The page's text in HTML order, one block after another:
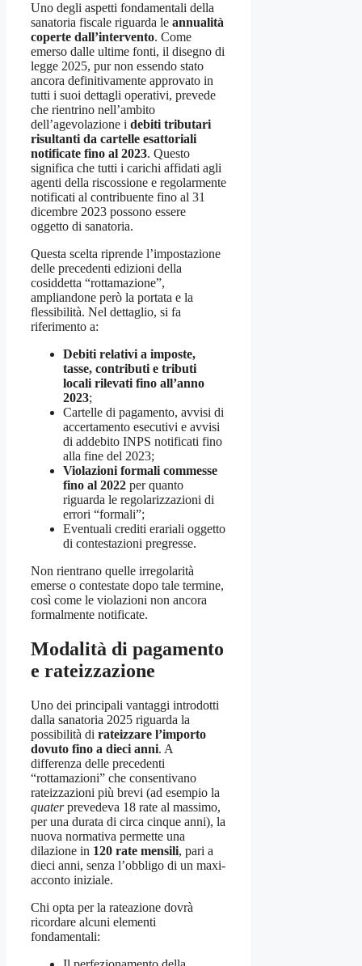
Uno degli aspetti fondamentali della
sanatoria fiscale riguarda le annualità
coperte dall’intervento. Come
emerso dalle ultime fonti, il disegno di
legge 2025, pur non essendo stato
ancora definitivamente approvato in
tutti i suoi dettagli operativi, prevede
che rientrino nell’ambito
dell’agevolazione i debiti tributari
risultanti da cartelle esattoriali
notificate fino al 2023. Questo
significa che tutti i carichi affidati agli
agenti della riscossione e regolarmente
notificati al contribuente fino al 31
dicembre 2023 possono essere
oggetto di sanatoria.
Questa scelta riprende l’impostazione
delle precedenti edizioni della
cosiddetta “rottamazione”,
ampliandone però la portata e la
flessibilità. Nel dettaglio, si fa
riferimento a:
Debiti relativi a imposte,
tasse, contributi e tributi
locali rilevati fino all’anno
2023;
Cartelle di pagamento, avvisi di
accertamento esecutivi e avvisi
di addebito INPS notificati fino
alla fine del 2023;
Violazioni formali commesse
fino al 2022 per quanto
riguarda le regolarizzazioni di
errori “formali”;
Eventuali crediti erariali oggetto
di contestazioni pregresse.
Non rientrano quelle irregolarità
emerse o contestate dopo tale termine,
così come le violazioni non ancora
formalmente notificate.
Modalità di pagamento
e rateizzazione
Uno dei principali vantaggi introdotti
dalla sanatoria 2025 riguarda la
possibilità di rateizzare l’importo
dovuto fino a dieci anni. A
differenza delle precedenti
“rottamazioni” che consentivano
rateizzazioni più brevi (ad esempio la
quaterprevedeva 18 rate al massimo,
per una durata di circa cinque anni), la
nuova normativa permette una
dilazione in 120 rate mensili, pari a
dieci anni, senza l’obbligo di un maxi-
acconto iniziale.
Chi opta per la rateazione dovrà
ricordare alcuni elementi
fondamentali: